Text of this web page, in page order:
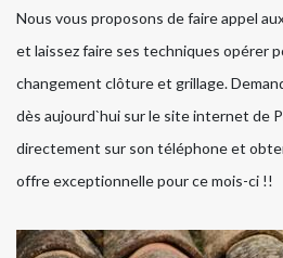
Nous vous proposons de faire appel
et laissez faire ses techniques opérer
changement clôture et grillage.
dès aujourd`hui sur le site internet de
directement sur son téléphone et
offre exceptionnelle pour ce mois-ci !!